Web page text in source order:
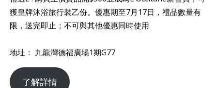
獲皇牌沐浴旅行裝乙份。優惠期至7月17日，禮品數量有
限，送完即止；不可與其他優惠同時使用
地址： 九龍灣德福廣場1期G77
了解詳情